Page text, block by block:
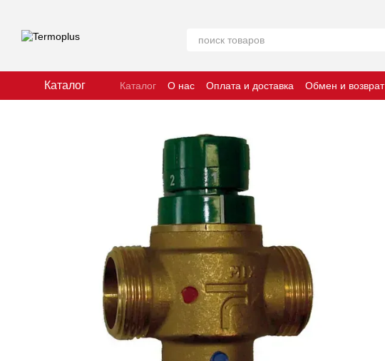
Каталог Каталог О нас Оплата и доставка Обмен и возврат